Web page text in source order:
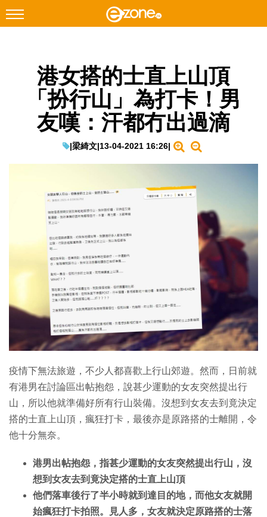
Facebook Instagram
網絡生活
教學評測
生成式AI與雲端應用
Enterprise Digital Transformation
港女搭的士直上山頂
「扮行山」為打卡！男
友嘆：汗都冇出過滴
|梁綺文|13-04-2021 16:26|
疫情下無法旅遊，不少人都喜歡上行山郊遊。然而，日前就
有港男在討論區出帖抱怨，說甚少運動的女友突然提出行
山，所以他就準備好所有行山裝備。沒想到女友去到竟決定
搭的士直上山頂，瘋狂打卡，最後亦是原路搭的士離開，令
他十分無奈。
港男出帖抱怨，指甚少運動的女友突然提出行山，沒
想到女友去到竟決定搭的士直上山頂
他們落車後行了半小時就到達目的地，而他女友就開
始瘋狂打卡拍照。見人多，女友就決定原路搭的士落